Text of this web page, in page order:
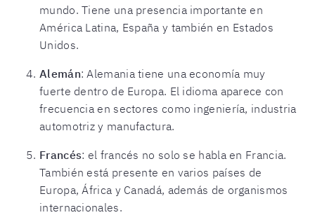
mundo. Tiene una presencia importante en
América Latina, España y también en Estados
Unidos.
Alemán: Alemania tiene una economía muy
fuerte dentro de Europa. El idioma aparece con
frecuencia en sectores como ingeniería, industria
automotriz y manufactura.
Francés: el francés no solo se habla en Francia.
También está presente en varios países de
Europa, África y Canadá, además de organismos
internacionales.